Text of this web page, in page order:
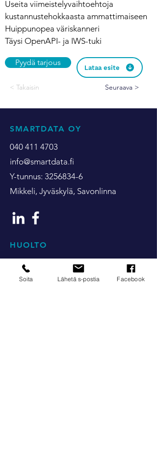
Useita viimeistelyvaihtoehtoja
kustannustehokkaasta ammattimaiseen
Huippunopea väriskanneri
Täysi OpenAPI- ja IWS-tuki
Pyydä tarjous
< Takaisin
Lataa esite
Seuraava >
SMARTDATA OY
040 411 4703
info@smartdata.fi
Y-tunnus: 3256834-6
Mikkeli, Jyväskylä, Savonlinna
HUOLTO
huolto@smartdata.fi
Soita Lähetä s-postia Facebook